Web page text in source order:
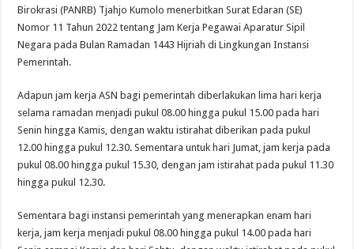
Birokrasi (PANRB) Tjahjo Kumolo menerbitkan Surat Edaran (SE)
Nomor 11 Tahun 2022 tentang Jam Kerja Pegawai Aparatur Sipil
Negara pada Bulan Ramadan 1443 Hijriah di Lingkungan Instansi
Pemerintah.
Adapun jam kerja ASN bagi pemerintah diberlakukan lima hari kerja
selama ramadan menjadi pukul 08.00 hingga pukul 15.00 pada hari
Senin hingga Kamis, dengan waktu istirahat diberikan pada pukul
12.00 hingga pukul 12.30. Sementara untuk hari Jumat, jam kerja pada
pukul 08.00 hingga pukul 15.30, dengan jam istirahat pada pukul 11.30
hingga pukul 12.30.
Sementara bagi instansi pemerintah yang menerapkan enam hari
kerja, jam kerja menjadi pukul 08.00 hingga pukul 14.00 pada hari